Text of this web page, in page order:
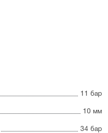
11 бар
10 мм
34 бар